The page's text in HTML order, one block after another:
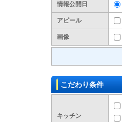
情報公開日
アピール
画像
こだわり条件
キッチン